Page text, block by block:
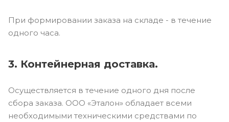
При формировании заказа на складе - в течение
одного часа.
3. Контейнерная доставка.
Осуществляется в течение одного дня после
сбора заказа. ООО «Эталон» обладает всеми
необходимыми техническими средствами по